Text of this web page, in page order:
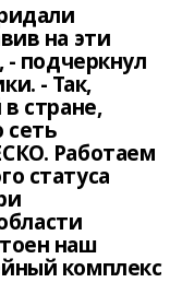
на эти
- подчеркнул
- Так,
стране,
Работаем
статуса
наш
комплекс